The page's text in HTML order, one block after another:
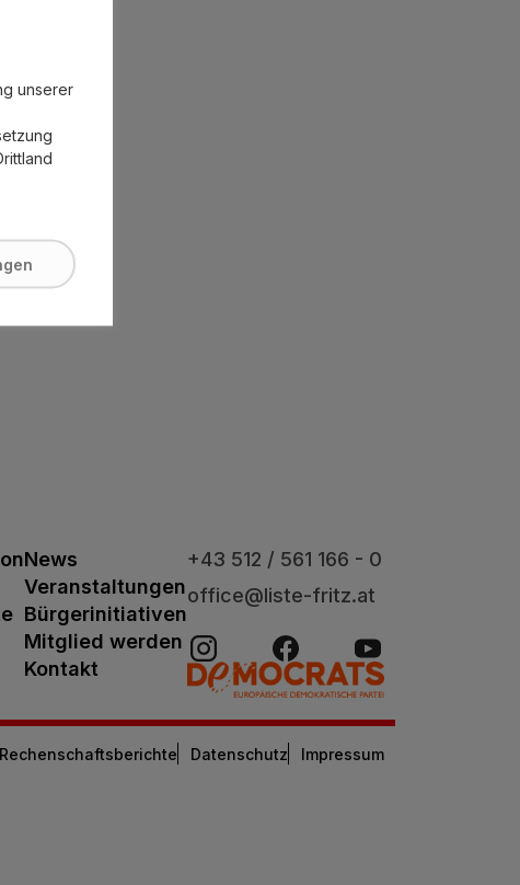
News
Veranstaltungen
Bürgerinitiativen
Mitglied werden
Kontakt
+43 512 / 561 166 - 0
office@liste-fritz.at
Rechenschaftsberichte Datenschutz Impressum
unserer